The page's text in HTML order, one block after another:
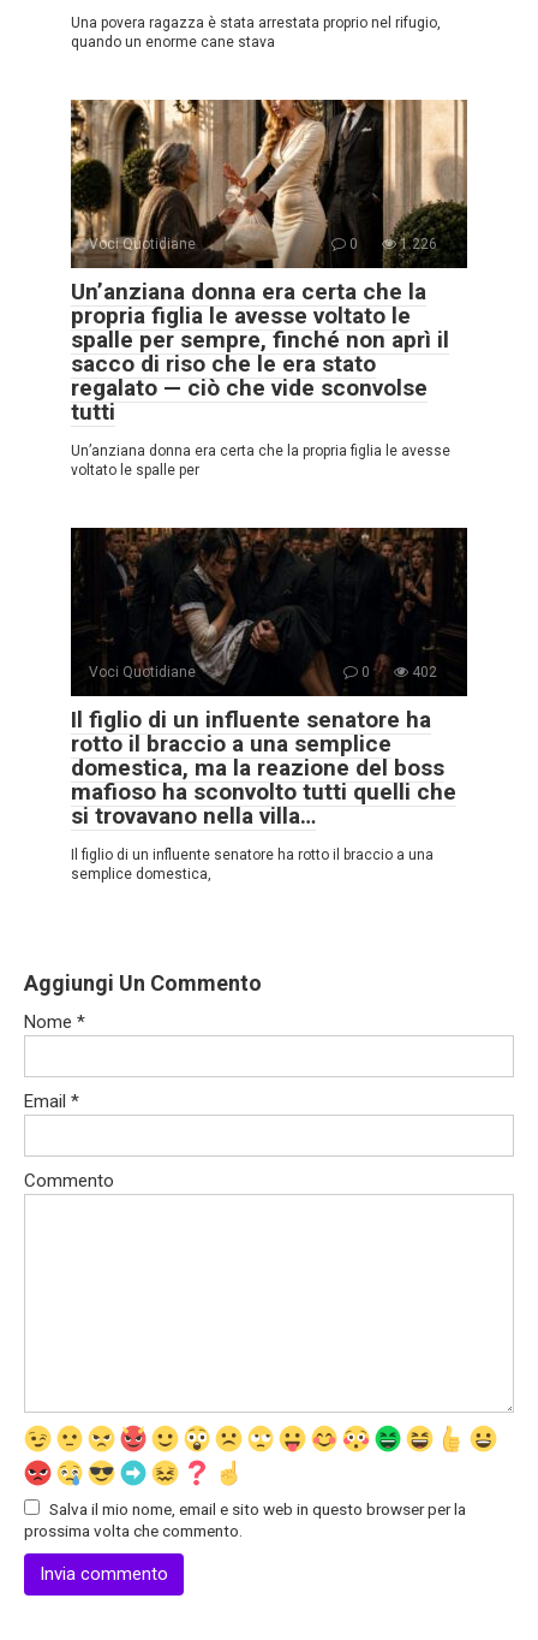
Una povera ragazza è stata arrestata proprio nel rifugio,
quando un enorme cane stava
Voci Quotidiane 0 1.226
Un’anziana donna era certa che la
propria figlia le avesse voltato le
spalle per sempre, finché non aprì il
sacco di riso che le era stato
regalato — ciò che vide sconvolse
tutti
Un’anziana donna era certa che la propria figlia le avesse
voltato le spalle per
Voci Quotidiane 0 402
Il figlio di un influente senatore ha
rotto il braccio a una semplice
domestica, ma la reazione del boss
mafioso ha sconvolto tutti quelli che
si trovavano nella villa…
Il figlio di un influente senatore ha rotto il braccio a una
semplice domestica,
Aggiungi Un Commento
Nome *
Email *
Commento
Salva il mio nome, email e sito web in questo browser per la
prossima volta che commento.